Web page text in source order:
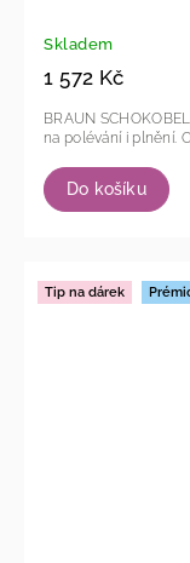
Skladem
1 572 Kč
Do košíku
BRAUN SCHOKOBELLA
Tip na dárek